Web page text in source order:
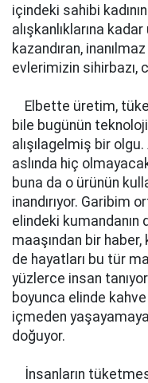
içindeki sahibi
alışkanlıklarına
kazandıran,
evlerimizin sihirbazı,
Elbette üretim,
bile bugünün
alışılagelmiş bir
aslında hiç
buna da o ürünün
inandırıyor. Garibim
elindeki kumandanın
maaşından bir haber,
de hayatları bu tür
yüzlerce insan
boyunca elinde
içmeden
doğuyor.
İnsanların